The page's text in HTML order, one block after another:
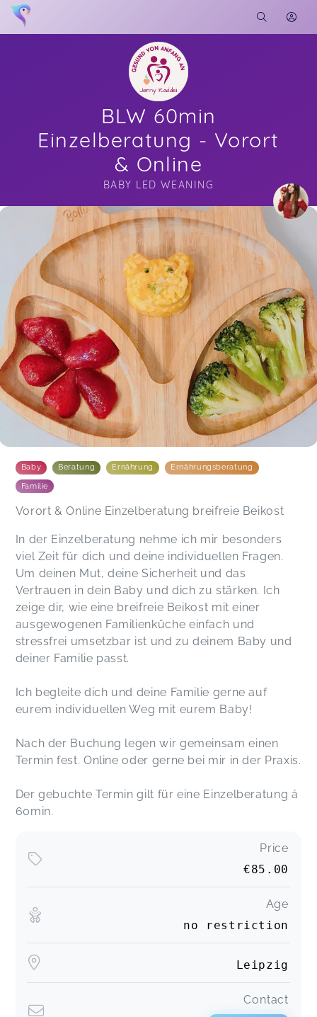
BLW 60min
Einzelberatung - Vorort
& Online
BABY LED WEANING
Soon you will learn more about me here...
Baby Beratung Ernährung Ernährungsberatung
Familie
Vorort & Online Einzelberatung breifreie Beikost
In der Einzelberatung nehme ich mir besonders
viel Zeit für dich und deine individuellen Fragen.
Um deinen Mut, deine Sicherheit und das
Vertrauen in dein Baby und dich zu stärken. Ich
zeige dir, wie eine breifreie Beikost mit einer
ausgewogenen Familienküche einfach und
stressfrei umsetzbar ist und zu deinem Baby und
deiner Familie passt.
Ich begleite dich und deine Familie gerne auf
eurem individuellen Weg mit eurem Baby!
Nach der Buchung legen wir gemeinsam einen
Termin fest. Online oder gerne bei mir in der Praxis.
Der gebuchte Termin gilt für eine Einzelberatung á
60min.
Price
€85.00
Age
no restriction
Leipzig
Contact